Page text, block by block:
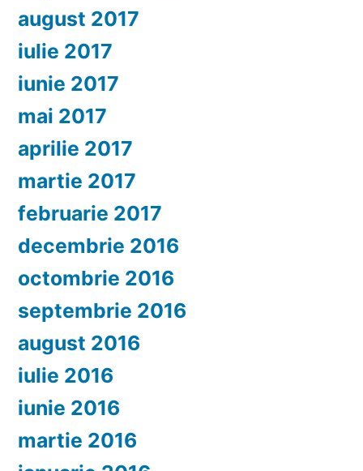
august 2017
iulie 2017
iunie 2017
mai 2017
aprilie 2017
martie 2017
februarie 2017
decembrie 2016
octombrie 2016
septembrie 2016
august 2016
iulie 2016
iunie 2016
martie 2016